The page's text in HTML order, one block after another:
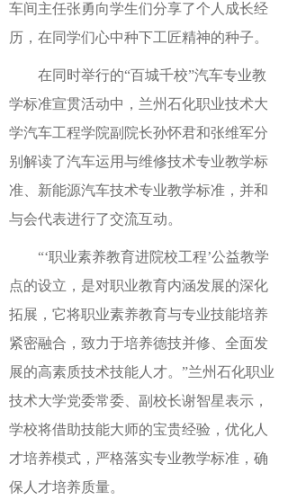
车间主任张勇向学生们分享了个人成长经
历，在同学们心中种下工匠精神的种子。
在同时举行的“百城千校”汽车专业教
学标准宣贯活动中，兰州石化职业技术大
学汽车工程学院副院长孙怀君和张维军分
别解读了汽车运用与维修技术专业教学标
准、新能源汽车技术专业教学标准，并和
与会代表进行了交流互动。
“‘职业素养教育进院校工程’公益教学
点的设立，是对职业教育内涵发展的深化
拓展，它将职业素养教育与专业技能培养
紧密融合，致力于培养德技并修、全面发
展的高素质技术技能人才。”兰州石化职业
技术大学党委常委、副校长谢智星表示，
学校将借助技能大师的宝贵经验，优化人
才培养模式，严格落实专业教学标准，确
保人才培养质量。